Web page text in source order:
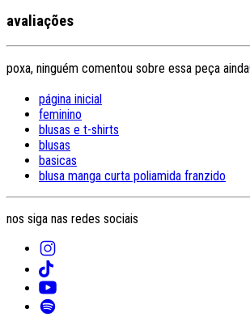
avaliações
poxa, ninguém comentou sobre essa peça ainda
página inicial
feminino
blusas e t-shirts
blusas
basicas
blusa manga curta poliamida franzido
nos siga nas redes sociais